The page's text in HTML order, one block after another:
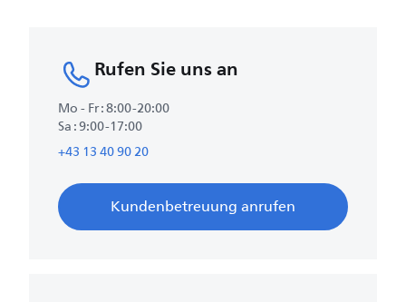
Rufen Sie uns an
Mo - Fr : 8:00-20:00
Sa : 9:00-17:00
+43 13 40 90 20
Kundenbetreuung anrufen